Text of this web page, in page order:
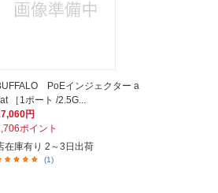
PoEインジェクター a
［1ポート /2.5G...
円
ポイント
在庫有り 2～3日出荷
(1)